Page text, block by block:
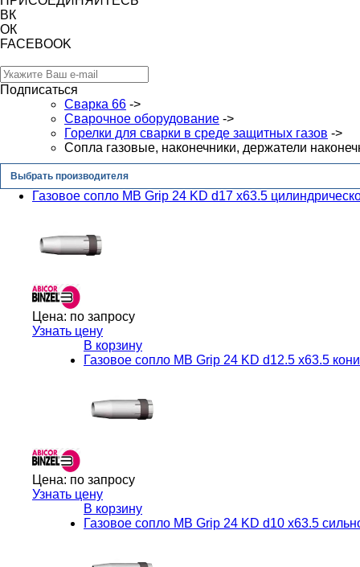
ВК
ОК
FACEBOOK
Подписаться
Сварка 66 ->
Сварочное оборудование ->
Горелки для сварки в среде защитных газов ->
Сопла газовые, наконечники, держатели
Выбрать производителя
Газовое сопло MB Grip 24 KD d17 x63.5
Цена: по запросу
Узнать цену
В корзину
Газовое сопло MB Grip 24 KD d12.5 x63.5
Цена: по запросу
Узнать цену
В корзину
Газовое сопло MB Grip 24 KD d10 x63.5